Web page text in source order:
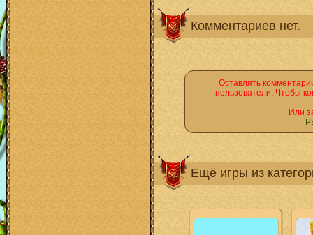
Комментариев нет.
Оставлять
пользователи. Чтобы
Или
Ещё игры из